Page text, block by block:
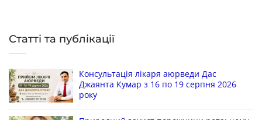
Статті та публікації
Консультація лікаря аюрведи Дас
Джаянта Кумар з 16 по 19 серпня 2026
року